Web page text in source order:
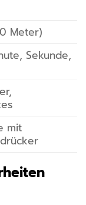
Meter)
Sekunde,
mit